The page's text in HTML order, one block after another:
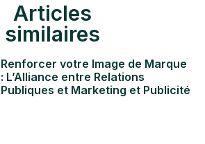
Articles
similaires
Renforcer votre Image de Marque
: L’Alliance entre Relations
Publiques et Marketing et Publicité